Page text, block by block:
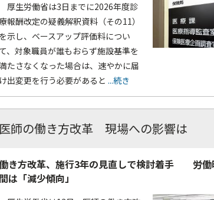
厚生労働省は3日までに2026年度診
報酬改定の疑義解釈資料（その11）
を示し、ベースアップ評価料につい
て、対象職員が誰もおらず施設基準を
たさなくなった場合は、速やかに届
け出変更を行う必要があると ...続き
医師の働き方改革 現場への影響は
き方改革、施行3年の見直しで検討着手 労働
間は「減少傾向」